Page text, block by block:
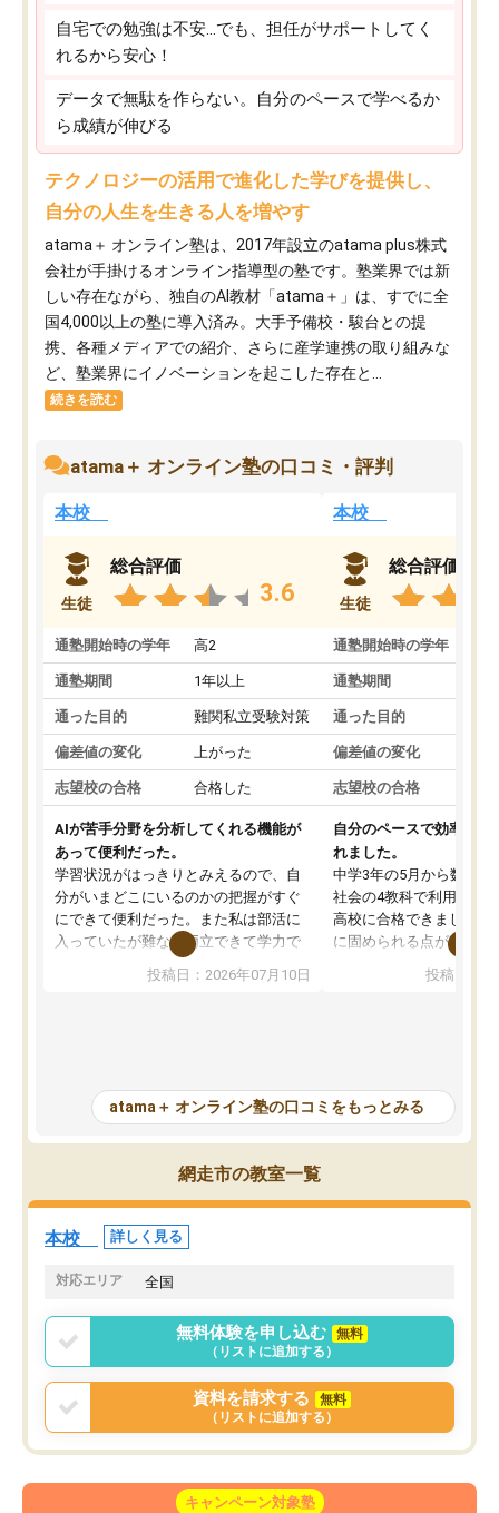
自宅での勉強は不安…でも、担任がサポートしてく
れるから安心！
データで無駄を作らない。自分のペースで学べるか
ら成績が伸びる
テクノロジーの活用で進化した学びを提供し、
自分の人生を生きる人を増やす
atama＋ オンライン塾は、2017年設立のatama plus株式
会社が手掛けるオンライン指導型の塾です。塾業界では新
しい存在ながら、独自のAI教材「atama＋」は、すでに全
国4,000以上の塾に導入済み。大手予備校・駿台との提
携、各種メディアでの紹介、さらに産学連携の取り組みな
ど、塾業界にイノベーションを起こした存在と...
続きを読む
atama＋ オンライン塾の口コミ・評判
本校
生徒
総合評価
3.6
通塾開始時の学年 高2
通塾期間 1年以上
通った目的 難関私立受験対策
偏差値の変化 上がった
志望校の合格 合格した
AIが苦手分野を分析してくれる機能が
あって便利だった。
学習状況がはっきりとみえるので、自
分がいまどこにいるのかの把握がすぐ
にできて便利だった。また私は部活に
入っていたが難なく両立できて学力で
も部活でも結果を残すことができてよ
かった。また問題演習の際に、自分が
が、自分で自分の管理ができない人に
とっては難しい部分もあるのではない
かと思った。
投稿日：2026年07月10日
本校
生徒
総合評価
通塾開始時の学年
通塾期間
通った目的
偏差値の変化
志望校の合格
自分のペースで効率よく
れました。
中学3年の5月から数学・
社会の4教科で利用し、
高校に合格できました。
に固められる点が魅力で
項目のおかげで、手軽
元数が可視化されるので
しながら意欲的に取り組
常に効果を実感している
すめできる塾です。
投稿日：
atama＋ オンライン塾の口コミをもっとみる
網走市の教室一覧
本校 詳しく見る
対応エリア 全国
無料体験を申し込む
無料
（リストに追加する）
資料を請求する
無料
（リストに追加する）
キャンペーン対象塾